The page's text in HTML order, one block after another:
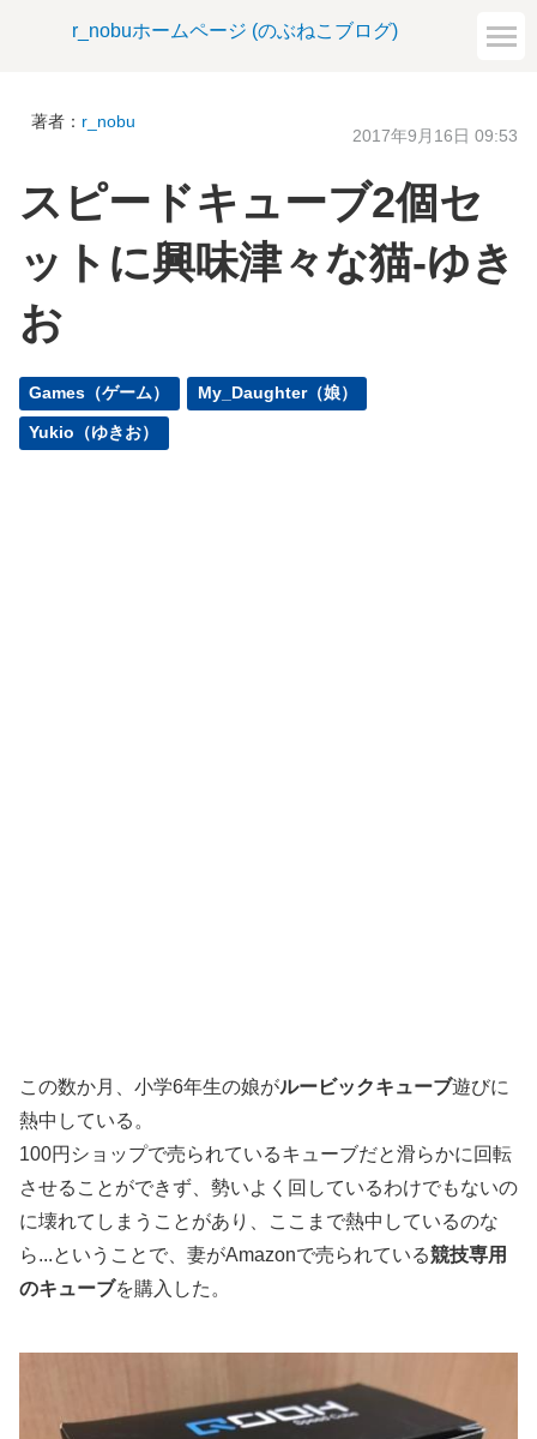
r_nobuホームページ (のぶねこブログ)
著者： r_nobu
2017年9月16日 09:53
スピードキューブ2個セ
ットに興味津々な猫-ゆき
お
Games（ゲーム） My_Daughter（娘）
Yukio（ゆきお）
この数か月、小学6年生の娘がルービックキューブ遊びに
熱中している。
100円ショップで売られているキューブだと滑らかに回転
させることができず、勢いよく回しているわけでもないの
に壊れてしまうことがあり、ここまで熱中しているのな
ら...ということで、妻がAmazonで売られている競技専用
のキューブを購入した。